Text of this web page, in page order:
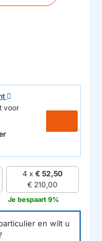
voor
4 x € 52,50
€ 210,00
Je bespaart 9%
en wilt u